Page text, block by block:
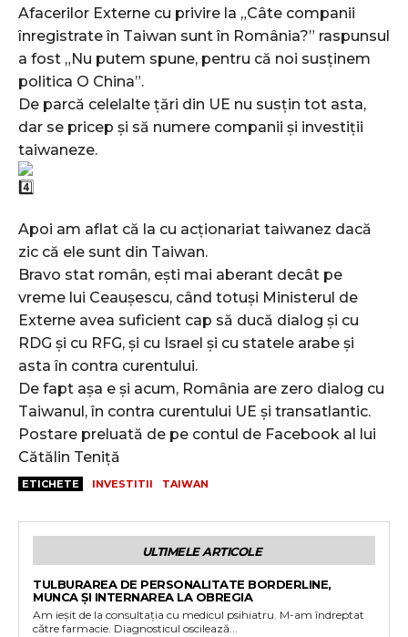
Afacerilor Externe cu privire la „Câte companii
înregistrate în Taiwan sunt în România?” raspunsul
a fost „Nu putem spune, pentru că noi susținem
politica O China”.
De parcă celelalte țări din UE nu susțin tot asta,
dar se pricep și să numere companii și investiții
taiwaneze.
Apoi am aflat că la cu acționariat taiwanez dacă
zic că ele sunt din Taiwan.
Bravo stat român, ești mai aberant decât pe
vreme lui Ceaușescu, când totuși Ministerul de
Externe avea suficient cap să ducă dialog și cu
RDG și cu RFG, și cu Israel și cu statele arabe și
asta în contra curentului.
De fapt așa e și acum, România are zero dialog cu
Taiwanul, în contra curentului UE și transatlantic.
Postare preluată de pe contul de Facebook al lui
Cătălin Teniță
ETICHETE INVESTITII TAIWAN
ULTIMELE ARTICOLE
TULBURAREA DE PERSONALITATE BORDERLINE,
MUNCA ȘI INTERNAREA LA OBREGIA
Am ieșit de la consultația cu medicul psihiatru. M-am îndreptat
către farmacie. Diagnosticul oscilează...